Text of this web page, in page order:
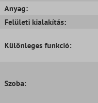
Anyag:
Felületi kialakítás:
Különleges funkció:
Szoba: